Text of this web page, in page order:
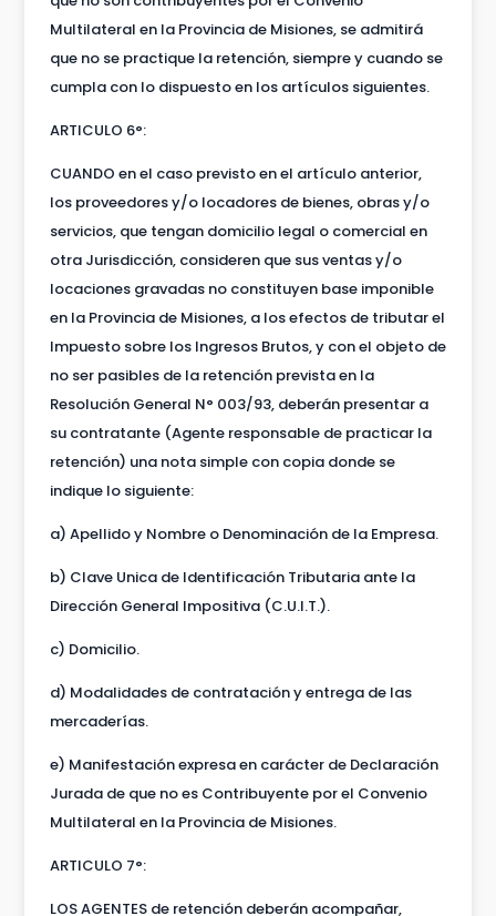
Multilateral en la Provincia de Misiones, se admitirá
que no se practique la retención, siempre y cuando se
cumpla con lo dispuesto en los artículos siguientes.
ARTICULO 6°:
CUANDO en el caso previsto en el artículo anterior,
los proveedores y/o locadores de bienes, obras y/o
servicios, que tengan domicilio legal o comercial en
otra Jurisdicción, consideren que sus ventas y/o
locaciones gravadas no constituyen base imponible
en la Provincia de Misiones, a los efectos de tributar el
Impuesto sobre los Ingresos Brutos, y con el objeto de
no ser pasibles de la retención prevista en la
Resolución General N° 003/93, deberán presentar a
su contratante (Agente responsable de practicar la
retención) una nota simple con copia donde se
indique lo siguiente:
a) Apellido y Nombre o Denominación de la Empresa.
b) Clave Unica de Identificación Tributaria ante la
Dirección General Impositiva (C.U.I.T.).
c) Domicilio.
d) Modalidades de contratación y entrega de las
mercaderías.
e) Manifestación expresa en carácter de Declaración
Jurada de que no es Contribuyente por el Convenio
Multilateral en la Provincia de Misiones.
ARTICULO 7°:
LOS AGENTES de retención deberán acompañar,